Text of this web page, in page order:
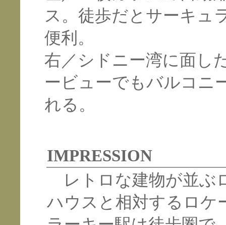
ス。徒歩だとサーキュ
便利。
右／シドニー湾に面し
ービューでもバルコニ
れる。
IMPRESSION
レトロな建物が並ぶ
ハウスと相対するロケ